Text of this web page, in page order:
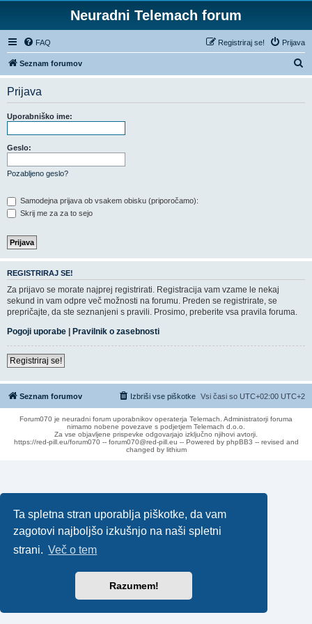
Ta spletna stran uporablja piškotke, da vam
zagotovi najboljšo izkušnjo na naši spletni
strani. Več o tem
Razumem!
Neuradni Telemach forum
FAQ Prijava
Registriraj se!
Seznam forumov
s
Prijava
Uporabniško ime:
Geslo:
Pozabljeno geslo?
Samodejna prijava ob vsakem obisku (priporočamo):
Skrij me za za to sejo
REGISTRIRAJ SE!
Za prijavo se morate najprej registrirati. Registracija vam vzame le nekaj
sekund in vam odpre več možnosti na forumu. Preden se registrirate, se
prepričajte, da ste seznanjeni s pravili. Prosimo, preberite vsa pravila foruma.
Pogoji uporabe | Pravilnik o zasebnosti
Registriraj se!
Seznam forumov Vsi časi so UTC+02:00 UTC+2
Izbriši vse piškotke
Forum070 je neuradni forum uporabnikov operaterja Telemach. Administratorji foruma
nimamo nobene povezave s podjetjem Telemach d.o.o.
Za vse objavljene prispevke odgovarjajo izključno njihovi avtorji.
https://red-pill.eu/forum070 -- forum070@red-pill.eu -- Powered by phpBB3 -- revised and
changed by lithium